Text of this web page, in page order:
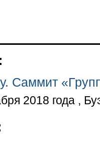
Саммит
2018 года ,